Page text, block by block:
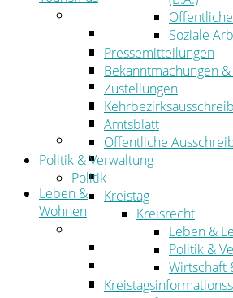
Wirtschaftsförderung
Gewerbeflächen und
Arbeitgeberservice
Mobilfunk & Breitband
Straßen- und
Landwirtschaft
Tourismus
Freizeit und Urlaub im
Veranstaltungen
Leben &
Wohnen
Migration
Schulen, Bildung,
Soziales
Soziale
Pressemitteilungen
Bekanntmachungen
Zustellungen
Amtsblatt
Öffentliche
Politik & Verwaltung
Politik
Kreistag
Kreisrecht
Leben &
Politik &
Wirtschaft